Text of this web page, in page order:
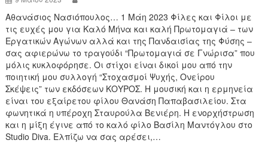
Αθανάσιος Νασιόπουλος… 1 Μάη 2023 Φίλες και Φίλοι με
τις ευχές μου για Καλό Μήνα και καλή Πρωτομαγιά – των
Εργατικών Αγώνων αλλά και της Πανδαισίας της Φύσης –
σας αφιερώνω το τραγούδι “Πρωτομαγιά σε Γνώρισα” που
μόλις κυκλοφόρησε. Οι στίχοι είναι δικοί μου από την
ποιητική μου συλλογή “Στοχασμοί Ψυχής, Ονείρου
Σκέψεις” των εκδόσεων ΚΟΥΡΟΣ. Η μουσική και η ερμηνεία
είναι του εξαίρετου φίλου Θανάση Παπαβασιλείου. Στα
φωνητικά η υπέροχη Σταυρούλα Βενιέρη. Η ενορχήστρωση
και η μίξη έγινε από το καλό φίλο Βασίλη Μαντόγλου στο
Studio Diva. Ελπίζω να σας αρέσει,…